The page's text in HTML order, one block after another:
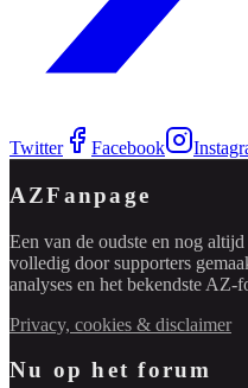
Twitter Facebook
AZFanpage
Een van de oudste en nog
volledig door supporters
analyses en het bekendste
Privacy, cookies & disclaimer
Nu op het forum